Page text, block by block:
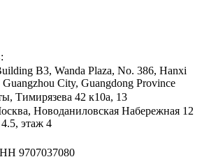
B3, Wanda Plaza, No. 386, Hanxi
City, Guangdong Province
Тимирязева 42 к10а, 13
Новоданиловская Набережная 12
этаж 4
9707037080